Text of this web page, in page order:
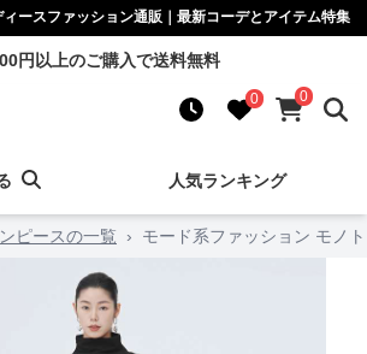
ィースファッション通販｜最新コーデとアイテム特集
円以上のご購入で送料無料
0 0
人気ランキング
ピースの一覧 › モード系ファッション モノ